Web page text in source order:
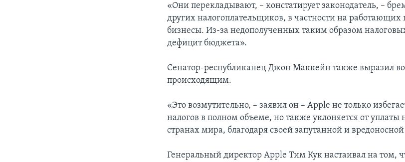
«Они перекладывают, – констатирует законодатель, –
других налогоплательщиков, в частности на
бизнесы. Из-за недополученных таким образом
дефицит бюджета».
Сенатор-республиканец Джон Маккейн также выразил
происходящим.
«Это возмутительно, – заявил он – Apple не только
налогов в полном объеме, но также уклоняется от уплаты
странах мира, благодаря своей запутанной и вредоносной
Генеральный директор Apple Тим Кук настаивал на том,